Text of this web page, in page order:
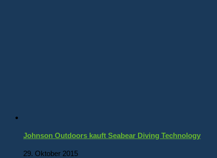
Johnson Outdoors kauft Seabear Diving Technology
29. Oktober 2015